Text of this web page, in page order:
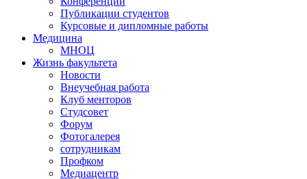
Публикации студентов
Курсовые и дипломные работы
Медицина
МНОЦ
Жизнь факультета
Новости
Внеучебная работа
Клуб менторов
Студсовет
Форум
Фотогалерея
сотрудникам
Профком
Медиацентр